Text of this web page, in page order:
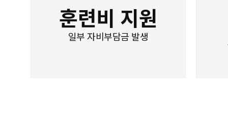
훈련비 지원
일부 자비부담금 발생